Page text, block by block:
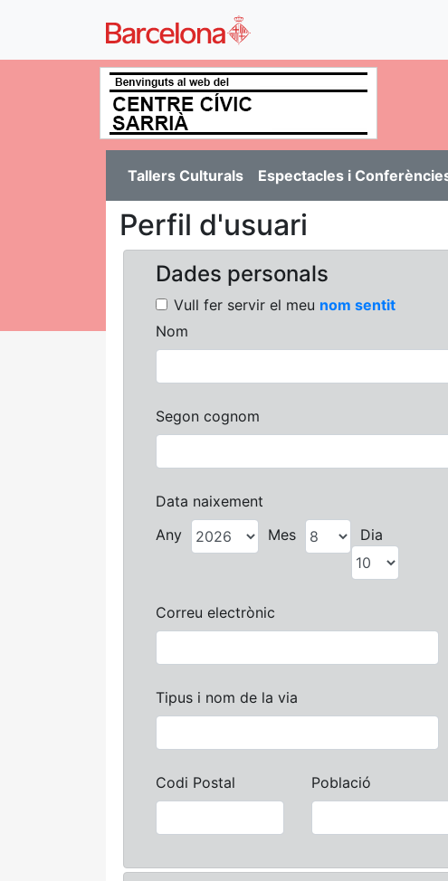
Tallers Culturals Espectacles i
Perfil d'usuari
Dades personals
Vull fer servir el meu nom sentit
Nom
Segon cognom
Data naixement
Any
Mes Dia
Correu electrònic
Tipus i nom de la via
Codi Postal Població